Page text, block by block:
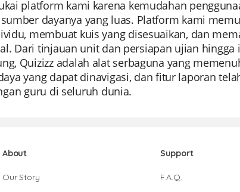
platform kami karena kemudahan
dayanya yang luas. Platform kami
membuat kuis yang disesuaikan, dan
Dari tinjauan unit dan persiapan ujian hingga
Quizizz adalah alat serbaguna yang
yang dapat dinavigasi, dan fitur laporan
guru di seluruh dunia.
About
Our Story
Support
F.A.Q.